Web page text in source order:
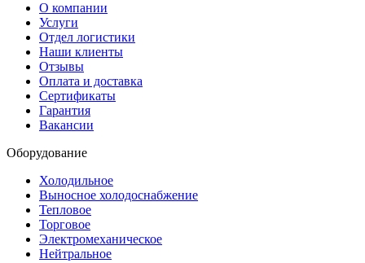
О компании
Услуги
Отдел логистики
Наши клиенты
Отзывы
Оплата и доставка
Сертификаты
Гарантия
Вакансии
Оборудование
Холодильное
Выносное холодоснабжение
Тепловое
Торговое
Электромеханическое
Нейтральное